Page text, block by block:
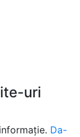
uri
Da-